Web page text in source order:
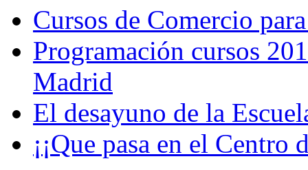
Cursos de Comercio
Programación cursos
Madrid
El desayuno de la
¡¡Que pasa en el